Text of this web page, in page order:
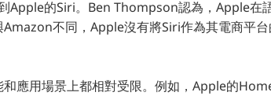
Apple的Siri。Ben Thompson認為，Apple在
不同，Apple沒有將Siri作為其電商平
應用場景上都相對受限。例如，Apple的